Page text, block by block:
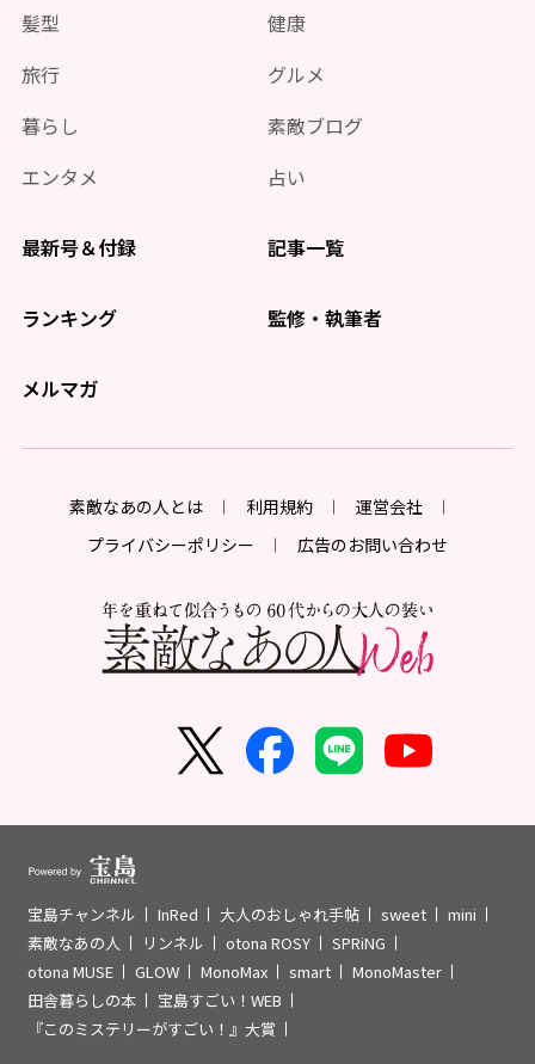
髪型
健康
旅行
グルメ
暮らし
素敵ブログ
エンタメ
占い
最新号＆付録 記事一覧
ランキング 監修・執筆者
メルマガ
素敵なあの人とは 利用規約
運営会社
プライバシーポリシー
広告のお問い合わせ
宝島チャンネル InRed 大人のおしゃれ手帖 sweet
mini
素敵なあの人
リンネル otona ROSY
SPRiNG
otona MUSE
GLOW MonoMax smart
MonoMaster
田舎暮らしの本
宝島すごい！WEB
『このミステリーがすごい！』大賞